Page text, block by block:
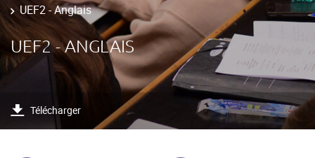
UEF2 - Anglais
UEF2 - ANGLAIS
Télécharger